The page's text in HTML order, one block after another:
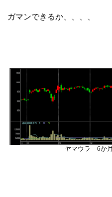
ガマンできるか、、、、
ヤマウラ 6か